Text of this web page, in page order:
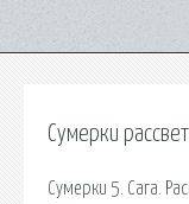
Сумерки
Сумерки 5. Сага.